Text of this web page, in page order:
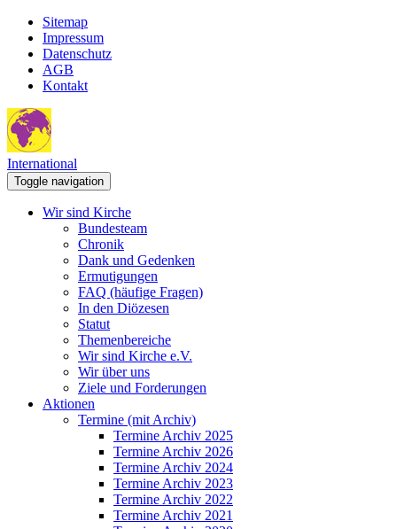
Sitemap
Impressum
Datenschutz
AGB
Kontakt
International
Toggle navigation
Wir sind Kirche
Bundesteam
Chronik
Dank und Gedenken
Ermutigungen
FAQ (häufige Fragen)
In den Diözesen
Statut
Themenbereiche
Wir sind Kirche e.V.
Wir über uns
Ziele und Forderungen
Aktionen
Termine (mit Archiv)
Termine Archiv 2025
Termine Archiv 2026
Termine Archiv 2024
Termine Archiv 2023
Termine Archiv 2022
Termine Archiv 2021